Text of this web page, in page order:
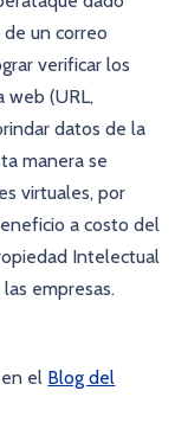
un correo
verificar los
web (URL,
datos de la
manera se
virtuales, por
a costo del
Intelectual
empresas.
el Blog del